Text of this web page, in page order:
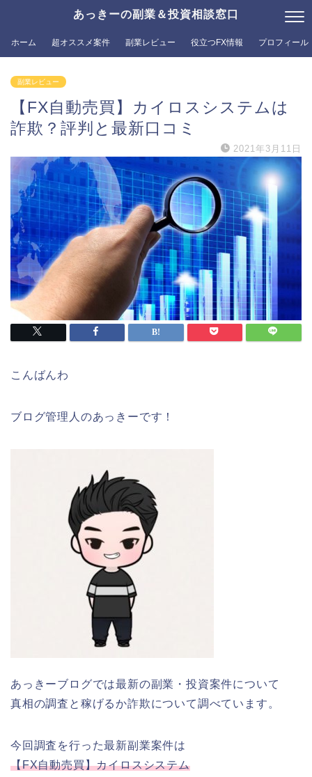
あっきーの副業＆投資相談窓口
ホーム 超オススメ案件 副業レビュー 役立つFX情報 プロフィール
副業レビュー
【FX自動売買】カイロスシステムは
詐欺？評判と最新口コミ
2021年3月11日
こんばんわ
ブログ管理人のあっきーです！
あっきーブログでは最新の副業・投資案件について
真相の調査と稼げるか詐欺について調べています。
今回調査を行った最新副業案件は
【FX自動売買】カイロスシステム